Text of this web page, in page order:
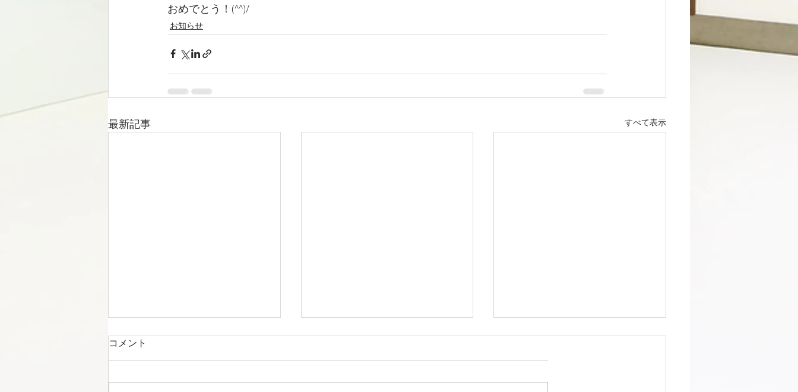
おめでとう！(^^)/
お知らせ
最新記事 すべて表示
コメント